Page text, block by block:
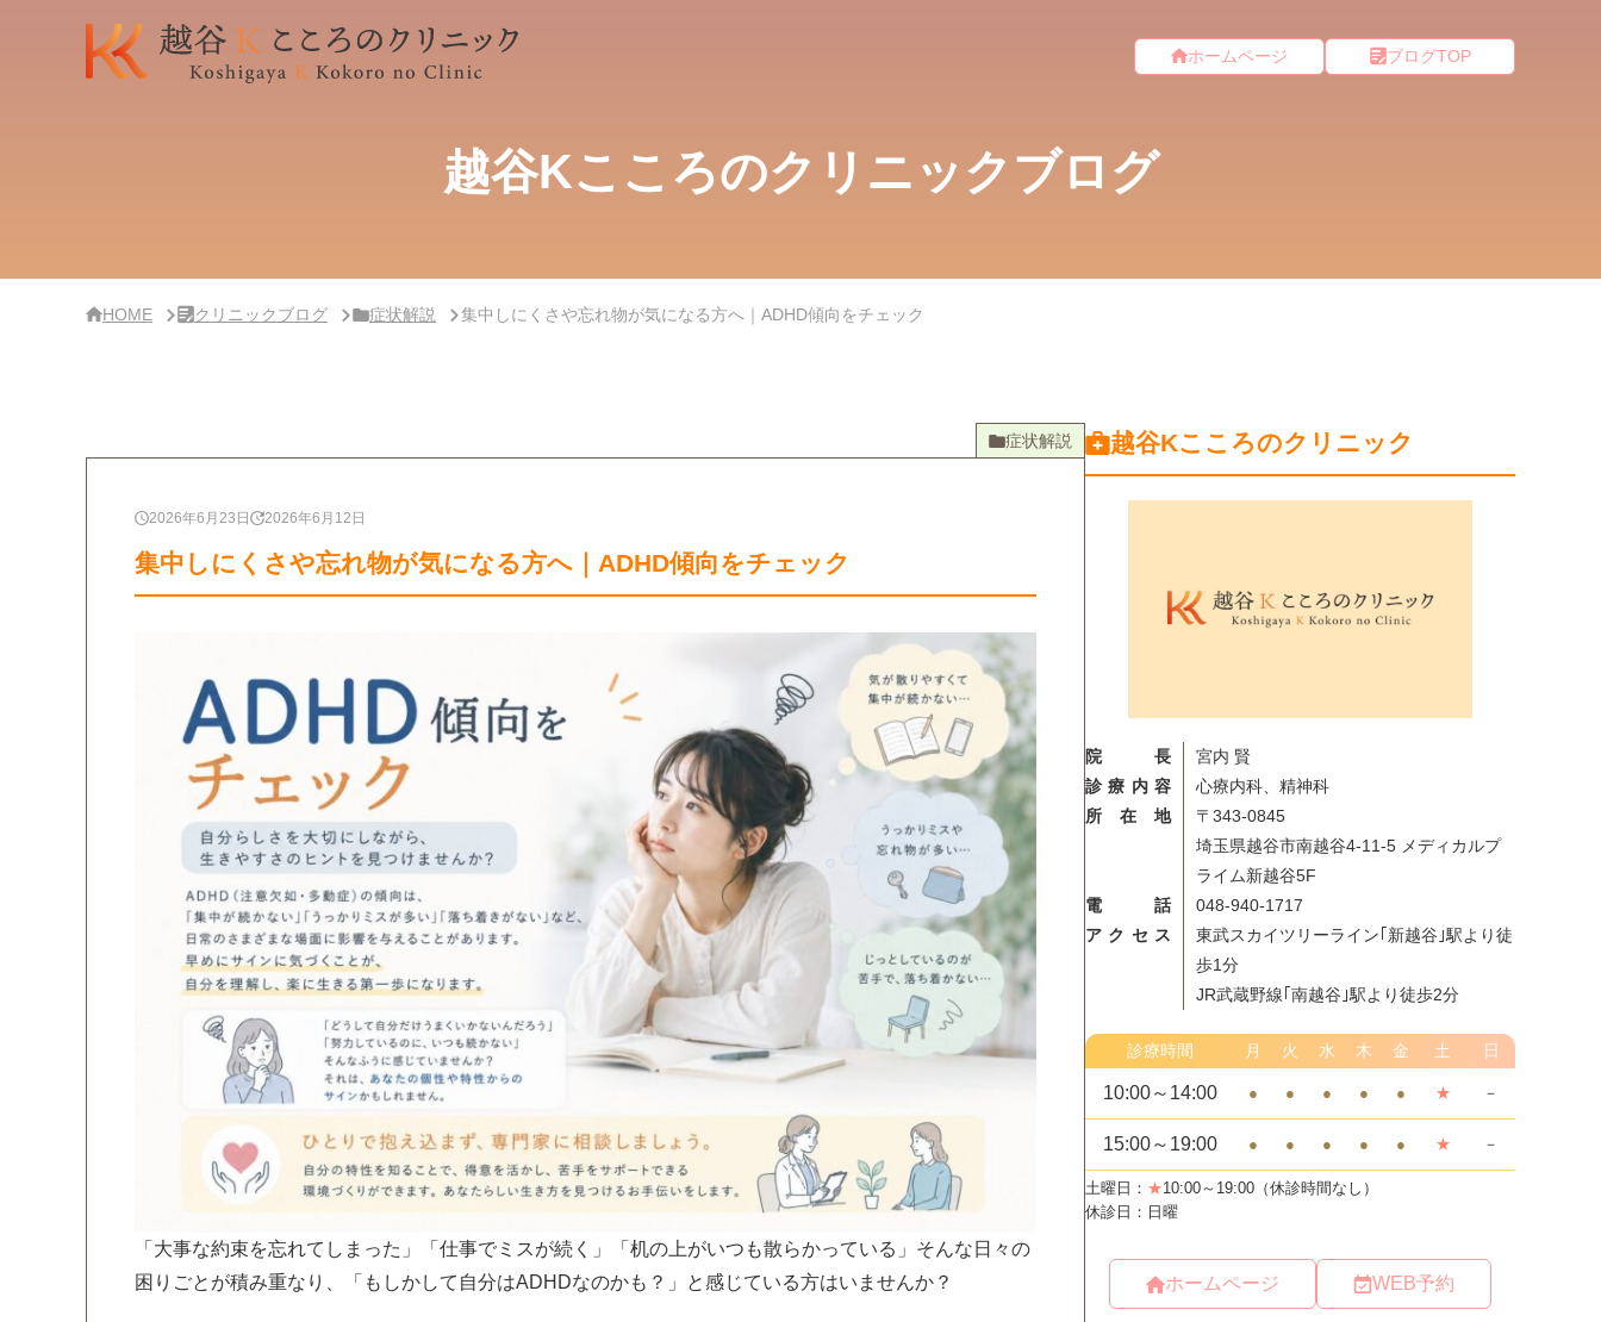
ホームページ ブログTOP
越谷Kこころのクリニック ブログ
HOME クリニックブログ 症状解説 集中しにくさや忘れ物が気になる方へ｜ADHD傾向をチェック
症状解説
2026年6月23日 2026年6月12日
集中しにくさや忘れ物が気になる方へ｜ADHD傾向をチェック
「大事な約束を忘れてしまった」「仕事でミスが続く」「机の上がいつも散らかっている」そんな日々の
困りごとが積み重なり、「もしかして自分はADHDなのかも？」と感じている方はいませんか？
越谷Kこころのクリニック
院長
宮内 賢
診療内容
心療内科、精神科
所在地
〒343-0845
埼玉県越谷市南越谷4-11-5 メディカルプ
ライム新越谷5F
電話
048-940-1717
アクセス
東武スカイツリーライン｢新越谷｣駅より徒
歩1分
JR武蔵野線｢南越谷｣駅より徒歩2分
ホームページ WEB予約